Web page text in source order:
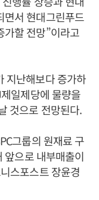
면서 현대그린푸드
가할 전망”이라고
지난해보다 증가하
일제당에 물량을
것으로 전망된다.
그룹의 원재료 구
앞으로 내부매출이
스포스트 장윤경